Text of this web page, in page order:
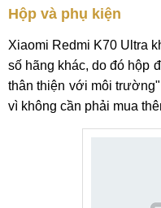
Hộp và phụ kiện
Xiaomi Redmi K70 Ultra
số hãng khác, do đó hộp
thân thiện với môi
vì không cần phải mua